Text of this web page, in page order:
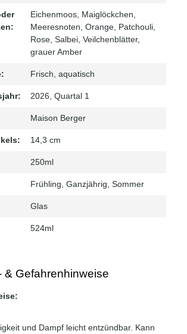
Eichenmoos , Maiglöckchen
Meeresnoten , Orange , Patchouli
Rose , Salbei , Veilchenblätter,
grauer Amber
Frisch , aquatisch
2026 , Quartal 1
Maison Berger
14,3 cm
250ml
Frühling , Ganzjährig , Sommer
Glas
524ml
& Gefahrenhinweise
und Dampf leicht entzündbar. Kann